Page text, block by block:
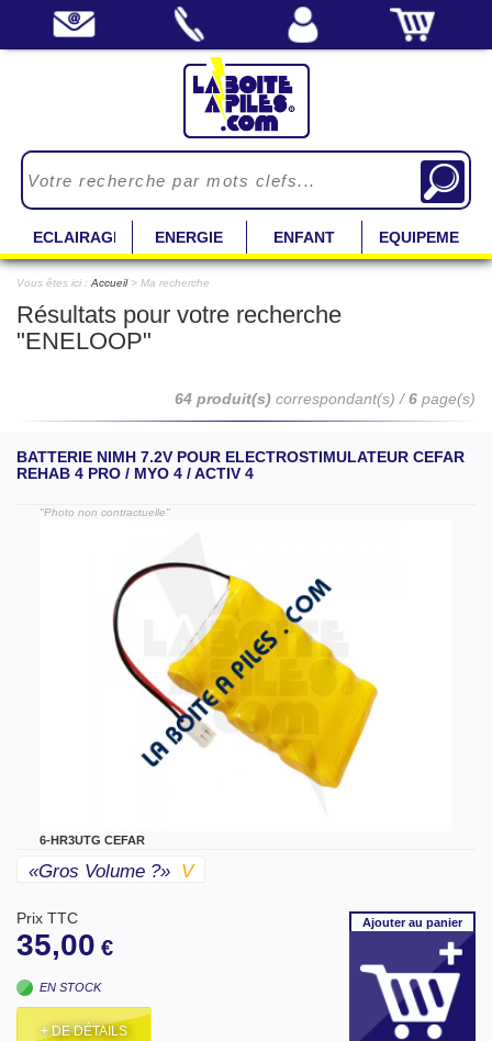
ECLAIRAGE ENERGIE ENFANT EQUIPEMENT
Vous êtes ici : Accueil> Ma recherche
Résultats pour votre recherche
"ENELOOP"
64 produit(s) correspondant(s) /6 page(s)
BATTERIE NIMH 7.2V POUR ELECTROSTIMULATEUR CEFAR
REHAB 4 PRO / MYO 4 / ACTIV 4
"Photo non contractuelle"
6-HR3UTG CEFAR
«gros Volume ?» V
Prix TTC
35,00 €
EN STOCK
+ DE DÉTAILS
Ajouterau panier